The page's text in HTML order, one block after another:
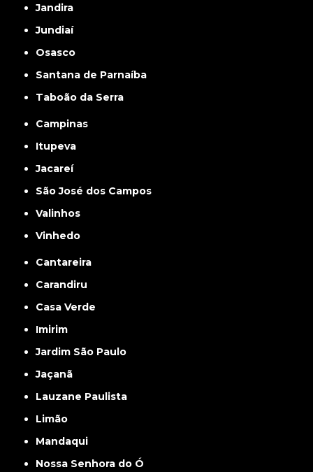
Jandira
Jundiaí
Osasco
Santana de Parnaíba
Taboão da Serra
Campinas
Itupeva
Jacareí
São José dos Campos
Valinhos
Vinhedo
Cantareira
Carandiru
Casa Verde
Imirim
Jardim São Paulo
Jaçanã
Lauzane Paulista
Limão
Mandaqui
Nossa Senhora do Ó